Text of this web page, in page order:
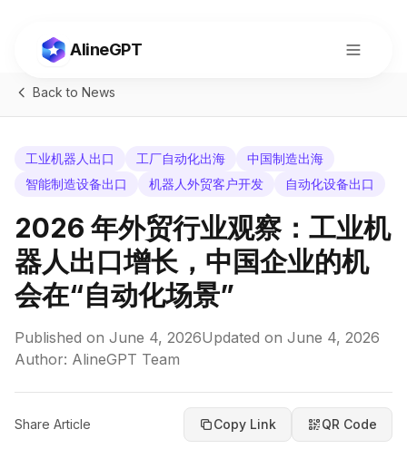
AlineGPT
切换到中文
Back to News
工业机器人出口 工厂自动化出海
中国制造出海
智能制造设备出口
机器人外贸客户开发 自动化设备出口
2026 年外贸行业观察：工业机
器人出口增长，中国企业的机
会在“自动化场景”
Published on June 4, 2026Updated on June 4, 2026
Author: AlineGPT Team
Share Article Copy Link QR Code